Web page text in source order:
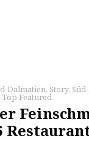
Dalmatien, Story,
Top Featured